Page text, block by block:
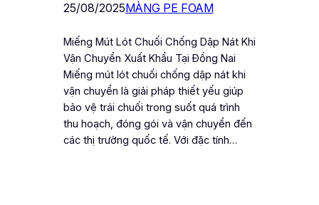
25/08/2025MÀNG PE FOAM
Miếng Mút Lót Chuối Chống Dập Nát Khi
Vận Chuyển Xuất Khẩu Tại Đồng Nai
Miếng mút lót chuối chống dập nát khi
vận chuyển là giải pháp thiết yếu giúp
bảo vệ trái chuối trong suốt quá trình
thu hoạch, đóng gói và vận chuyển đến
các thị trường quốc tế. Với đặc tính…